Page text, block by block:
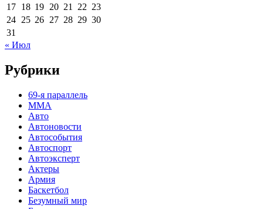
17 18 19 20 21 22 23
24 25 26 27 28 29 30
31
« Июл
Рубрики
69-я параллель
MMA
Авто
Автоновости
Автособытия
Автоспорт
Автоэксперт
Актеры
Армия
Баскетбол
Безумный мир